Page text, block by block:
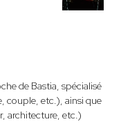
de Bastia, spécialisé
couple, etc.), ainsi que
architecture, etc.)